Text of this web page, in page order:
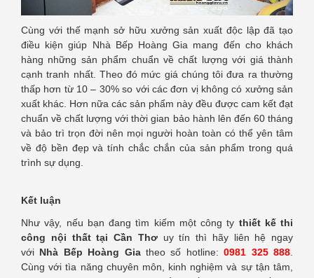
Cùng với thế mạnh sở hữu xưởng sản xuất độc lập đã tạo
điều kiện giúp Nhà Bếp Hoàng Gia mang đến cho khách
hàng những sản phẩm chuẩn về chất lượng với giá thành
cạnh tranh nhất. Theo đó mức giá chúng tôi đưa ra thường
thấp hơn từ 10 – 30% so với các đơn vị không có xưởng sản
xuất khác. Hơn nữa các sản phẩm này đều được cam kết đạt
chuẩn về chất lượng với thời gian bảo hành lên đến 60 tháng
và bảo trì trọn đời nên mọi người hoàn toàn có thể yên tâm
về độ bền đẹp và tính chắc chắn của sản phẩm trong quá
trình sự dụng.
Kết luận
Như vậy, nếu bạn đang tìm kiếm một công ty thiết kế thi
công nội thất tại Cần Thơuy tín thì hãy liên hệ ngay
với Nhà Bếp Hoàng Giatheo số hotline:0981 325 888
Cùng với tìa năng chuyên môn, kinh nghiệm và sự tận tâm,